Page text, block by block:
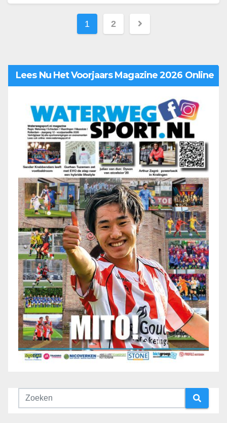
1 2
Lees Nu Het Voorjaars Magazine 2026 Online